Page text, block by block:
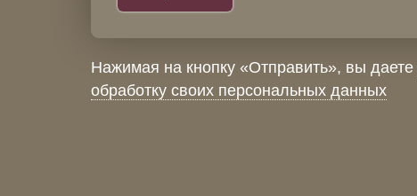
Нажимая на кнопку «Отправить», вы даете
обработку своих персональных данных